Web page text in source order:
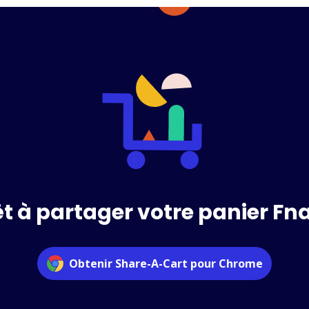
à partager votre panier
Obtenir Share-A-Cart pour Chrome